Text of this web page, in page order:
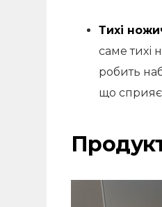
Тихі
саме тихі
робить
що сприяє